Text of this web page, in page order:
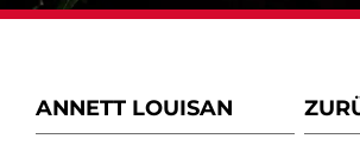
ANNETT LOUISAN